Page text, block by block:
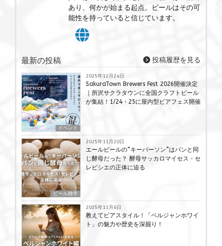
あり、何かが始まる起点。ビールはその可
能性を持っていると信じています。
最新の投稿 投稿履歴を見る
イベント
2025年12月24日
SakuraTown Brewers Fest 2026開催決定
｜所沢サクラタウンに全国クラフトビール
が集結！1/24・25に屋内型ビアフェス開催
ビール雑学
2025年11月20日
エールビールの“キーパーソン”はパンと同
じ酵母だった？ 酵母サッカロマイセス・セ
レビシエの正体に迫る
2025年11月6日
教えてビアスタイル！「ベルジャンホワイ
ト」の魅力や歴史を深掘り！